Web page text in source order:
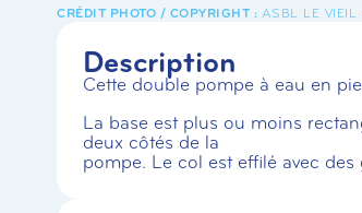
ASBL LE VIEIL
Description
Cette double pompe à eau en
La base est plus ou moins
deux côtés de la
pompe. Le col est effilé avec